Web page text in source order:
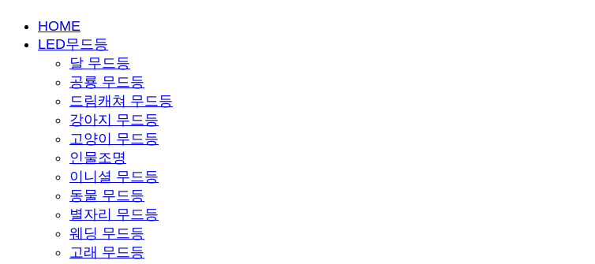
HOME
LED무드등
달 무드등
공룡 무드등
드림캐쳐 무드등
강아지 무드등
고양이 무드등
인물조명
이니셜 무드등
동물 무드등
별자리 무드등
웨딩 무드등
고래 무드등